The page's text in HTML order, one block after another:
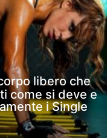
libero che
come si deve e
i Single